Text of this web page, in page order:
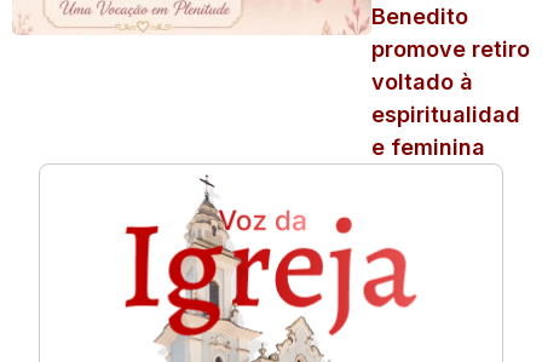
Benedito
promove retiro
voltado à
espiritualidad
e feminina